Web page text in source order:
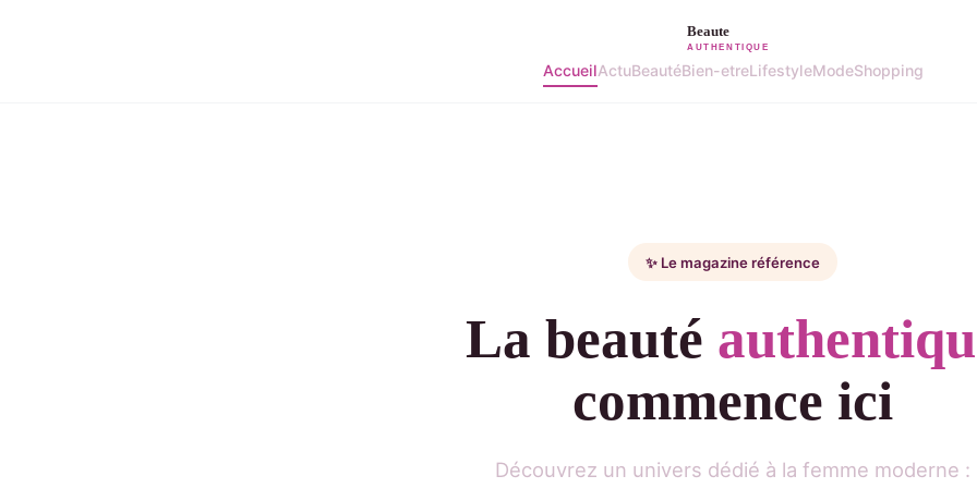
AccueilActuBeautéBien-etreLifestyleModeShopping
✨ Le magazine référence
La beauté
commence ici
Découvrez un univers dédié à la femme moderne :